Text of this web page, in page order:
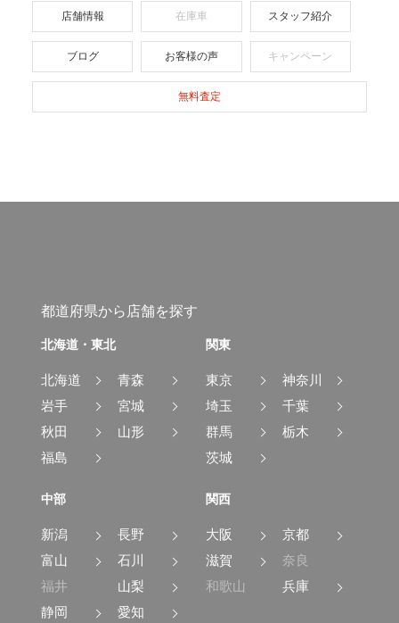
店舗情報 在庫車 スタッフ紹介
ブログ お客様の声 キャンペーン
無料査定
都道府県から店舗を探す
北海道・東北
北海道
青森
岩手
宮城
秋田
山形
福島
関東
東京
神奈川
埼玉
千葉
群馬
栃木
茨城
中部
新潟
長野
富山
石川
福井
山梨
静岡
愛知
関西
大阪
京都
滋賀
奈良
和歌山
兵庫